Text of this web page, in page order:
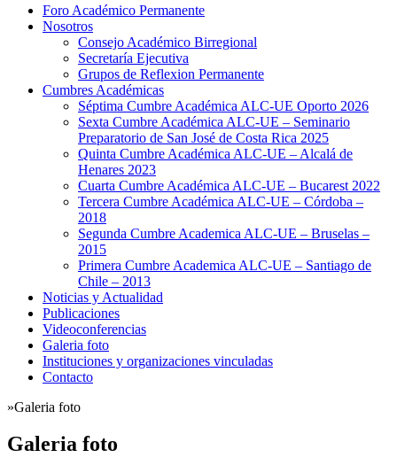
Skip
Foro Académico Permanente
Nosotros
Consejo Académico Birregional
Secretaría Ejecutiva
Grupos de Reflexion Permanente
Cumbres Académicas
Séptima Cumbre Académica ALC-UE Oporto 2026
Sexta Cumbre Académica ALC-UE – Seminario
Preparatorio de San José de Costa Rica 2025
Quinta Cumbre Académica ALC-UE – Alcalá de
Henares 2023
Cuarta Cumbre Académica ALC-UE – Bucarest 2022
Tercera Cumbre Académica ALC-UE – Córdoba –
2018
Segunda Cumbre Academica ALC-UE – Bruselas –
2015
Primera Cumbre Academica ALC-UE – Santiago de
Chile – 2013
Noticias y Actualidad
Publicaciones
Videoconferencias
Galeria foto
Instituciones y organizaciones vinculadas
Contacto
»Galeria foto
Galeria foto